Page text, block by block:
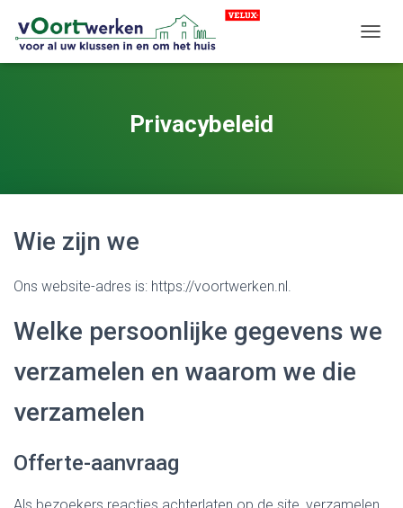
Privacybeleid
Wie zijn we
Ons website-adres is: https://voortwerken.nl.
Welke persoonlijke gegevens we
verzamelen en waarom we die
verzamelen
Offerte-aanvraag